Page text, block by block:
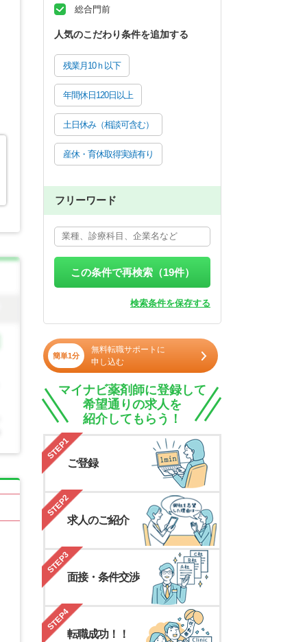
総合門前
人気のこだわり条件を追加する
残業月10ｈ以下
年間休日120日以上
土日休み（相談可含む）
産休・育休取得実績有り
フリーワード
この条件で再検索（19件）
検索条件を保存する
簡単1分
無料転職サポートに
申し込む
マイナビ薬剤師に登録して
希望通りの求人を
紹介してもらう！
STEP1
ご登録
STEP2
求人のご紹介
STEP3
面接・条件交渉
STEP4
転職成功！！